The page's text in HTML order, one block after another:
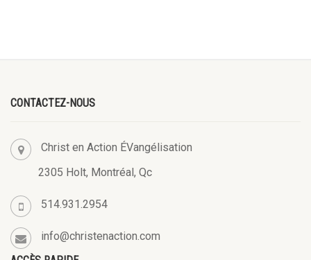
CONTACTEZ-NOUS
Christ en Action ÉVangélisation
2305 Holt, Montréal, Qc
514.931.2954
info@christenaction.com